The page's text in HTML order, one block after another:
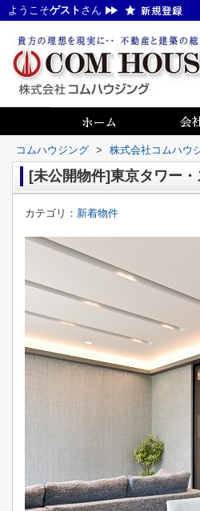
ようこそゲスト さん
コムハウジング > 株式会社コムハウ
[未公開物件]東京タワー
カテゴリ： 新着物件